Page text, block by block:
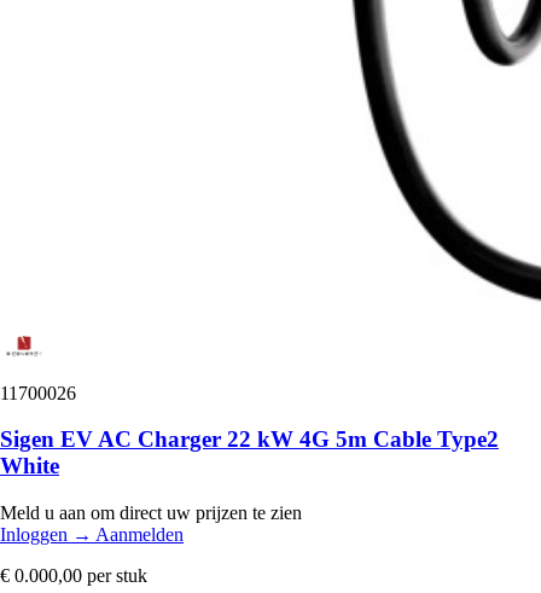
11700026
Sigen EV AC Charger 22 kW 4G 5m Cable Type2
White
Meld u aan om direct uw prijzen te zien
Inloggen → Aanmelden
€ 0.000,00 per stuk